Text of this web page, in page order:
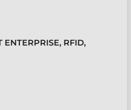
ENTERPRISE, RFID,